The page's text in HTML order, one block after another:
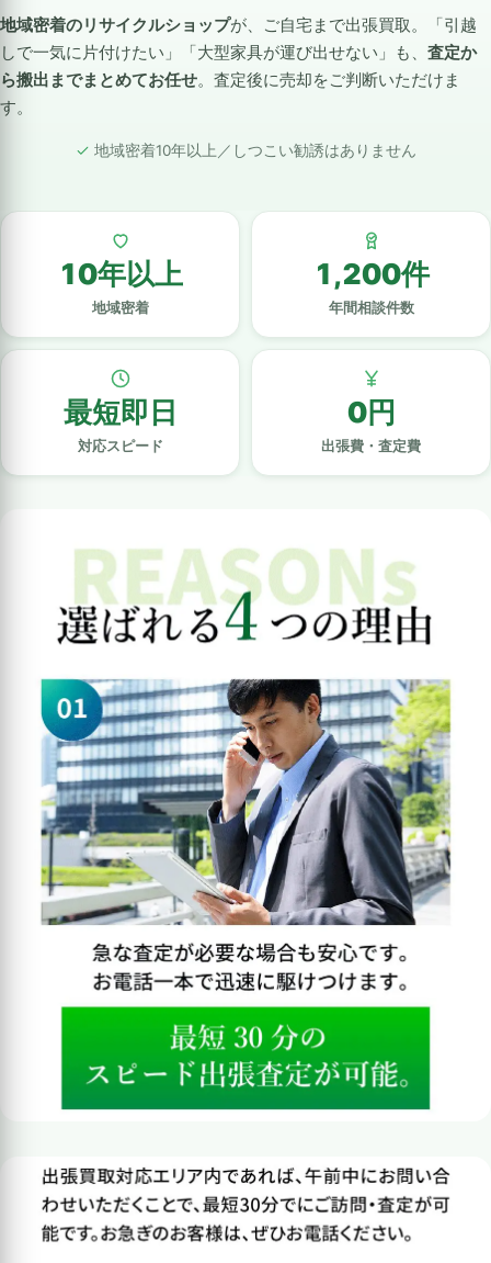
地域密着のリサイクルショップが、ご自宅まで出張買取。「引越
しで一気に片付けたい」「大型家具が運び出せない」も、 査定か
ら搬出までまとめてお任せ。査定後に売却をご判断いただけま
す。
地域密着10年以上／しつこい勧誘はありません
10年以上
地域密着
1,200件
年間相談件数
最短即日
対応スピード
0円
出張費・査定費